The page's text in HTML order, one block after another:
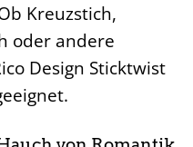
Kreuzstich,
oder andere
Design Sticktwist